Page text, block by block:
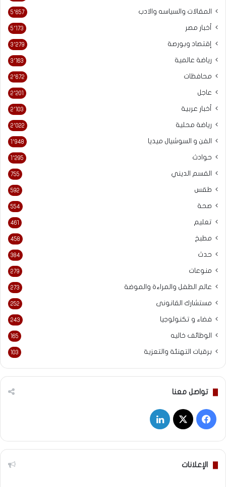
المقالات والسياسه والادب 5٬657
أخبار مصر 5٬173
إقتصاد وبورصة 3٬279
رياضة عالمية 3٬163
محافظات 2٬672
عاجل 2٬201
أخبار عربية 2٬103
رياضة محلية 2٬022
الفن و السوشيال ميديا 1٬948
حوادث 1٬295
القسم الديني 755
طقس 592
صحة 554
تعليم 461
مطبخ 458
حدث 384
منوعات 279
عالم الطفل والمراءة والموضة 273
مستشارك القانونى 252
فضاء و تكنولوجيا 243
الوظائف خاليه 165
برقيات التهنئة والتعزية 103
تواصل معنا
فيسبوك
‫X لينكدإن
الإعلانات